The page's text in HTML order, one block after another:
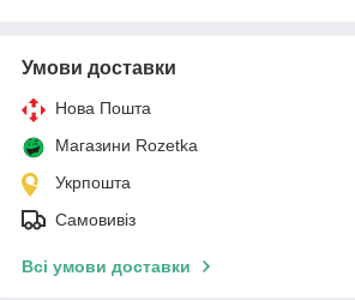
Умови доставки
Нова Пошта
Магазини Rozetka
Укрпошта
Самовивіз
Всі умови доставки